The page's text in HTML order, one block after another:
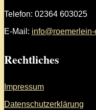
Telefon: 02364 603025
E-Mail:
Rechtliches
Impressum
Datenschutzerklärung